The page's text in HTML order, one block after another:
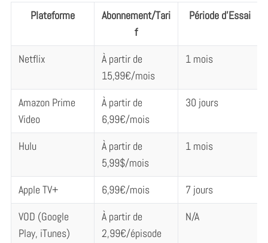
Plateforme
Abonnement/Tari
f
Période d’Essai
Netflix
À partir de
15,99€/mois
1 mois
Amazon Prime
Video
À partir de
6,99€/mois
30 jours
Hulu
À partir de
5,99$/mois
1 mois
Apple TV+ 6,99€/mois
7 jours
VOD (Google
Play, iTunes)
À partir de
2,99€/épisode
N/A